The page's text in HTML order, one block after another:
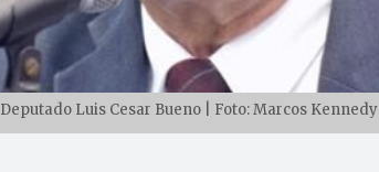
Deputado Luis Cesar Bueno | Foto: Marcos Kennedy